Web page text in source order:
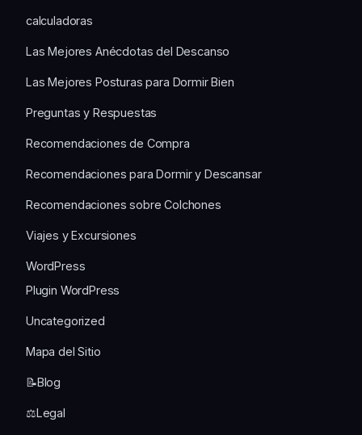
calculadoras
Las Mejores Anécdotas del Descanso
Las Mejores Posturas para Dormir Bien
Preguntas y Respuestas
Recomendaciones de Compra
Recomendaciones para Dormir y Descansar
Recomendaciones sobre Colchones
Viajes y Excursiones
WordPress
Plugin WordPress
Uncategorized
Mapa del Sitio
📝Blog
⚖️Legal